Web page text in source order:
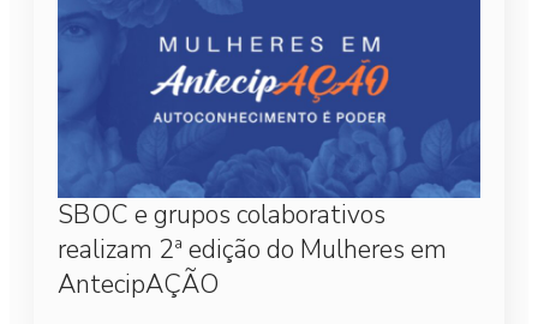
SBOC e grupos colaborativos
realizam 2ª edição do Mulheres em
AntecipAÇÃO